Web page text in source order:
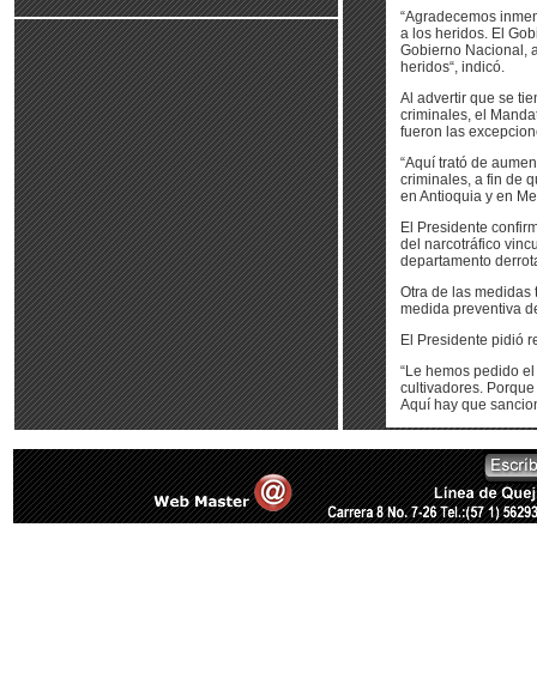
“Agradecemos
a los heridos. El
Gobierno Nacional,
heridos“, indicó.
Al advertir que se
criminales, el
fueron las
“Aquí trató de
criminales, a fin de
en Antioquia y en
El Presidente
del narcotráfico
departamento
Otra de las
medida preventiva
El Presidente pidió
“Le hemos pedido
cultivadores.
Aquí hay que